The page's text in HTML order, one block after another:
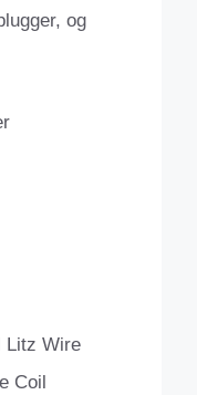
og
Litz Wire
Coil